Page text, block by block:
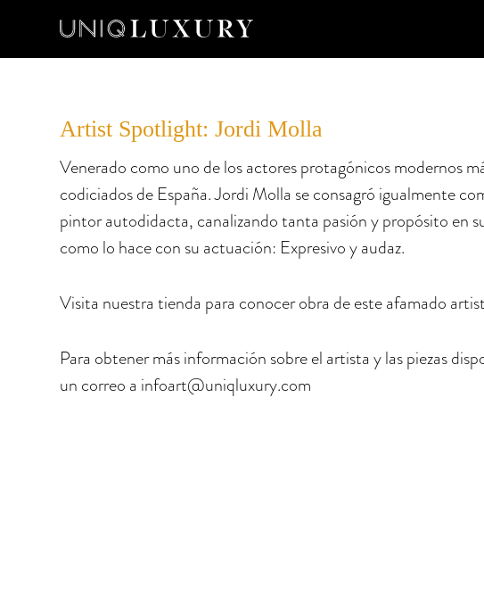
Artist Spotlight: Jordi Molla
Venerado como uno de los actores protagónicos modernos
codiciados de España. Jordi Molla se consagró igualmente
pintor autodidacta, canalizando tanta pasión y propósito en
como lo hace con su actuación: Expresivo y audaz.
Visita nuestra tienda para conocer obra de este afamado
Para obtener más información sobre el artista y las piezas
un correo a infoart@uniqluxury.com